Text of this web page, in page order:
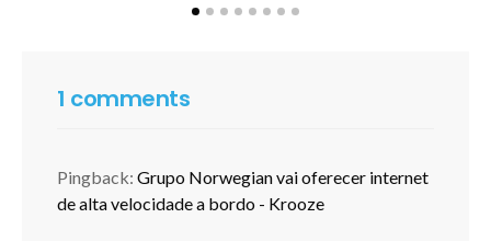
1 comments
Pingback: Grupo Norwegian vai oferecer internet
de alta velocidade a bordo - Krooze